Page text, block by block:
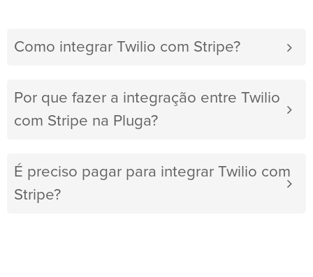
Como integrar Twilio com Stripe?
Por que fazer a integração entre Twilio
com Stripe na Pluga?
É preciso pagar para integrar Twilio com
Stripe?